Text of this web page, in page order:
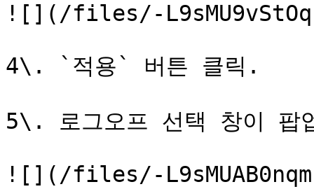
![](/files/-
4\. `적용` 버튼 클릭.
5\. 로그오프 선택 창이 팝
![](/files/-